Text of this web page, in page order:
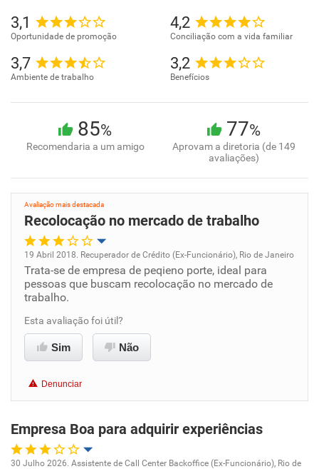
3,1
Oportunidade de promoção
4,2
Conciliação com a vida familiar
3,7
Ambiente de trabalho
3,2
Benefícios
85%
Recomendaria a um amigo
77%
Aprovam a diretoria (de 149
avaliações)
Avaliação mais destacada
Recolocação no mercado de trabalho
Oportunidade de promoção
Conciliação com a vida familiar
Recomenda a diretoria
19 Abril 2018. Recuperador de Crédito (Ex-Funcionário), Rio de Janeiro
Trata-se de empresa de peqieno porte, ideal para
pessoas que buscam recolocação no mercado de
trabalho.
Esta avaliação foi útil?
Sim Não
Denunciar
Empresa Boa para adquirir experiências
30 Julho 2026. Assistente de Call Center Backoffice (Ex-Funcionário), Rio de